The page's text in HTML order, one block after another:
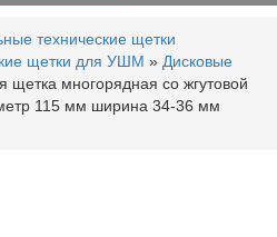
технические щетки
щетки для УШМ » Дисковые
щетка многорядная со жгутовой
115 мм ширина 34-36 мм